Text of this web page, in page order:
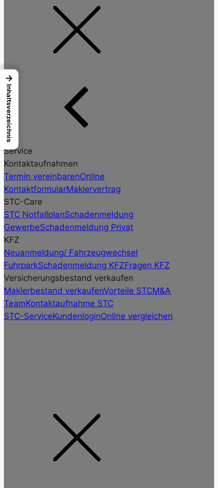
Service
Kontaktaufnahmen
Termin vereinbarenOnline
KontaktformularMaklervertrag
STC-Care
STC NotfallplanSchadenmeldung
GewerbeSchadenmeldung Privat
KFZ
Neuanmeldung/ Fahrzeugwechsel
FuhrparkSchadenmeldung KFZFragen KFZ
Versicherungsbestand verkaufen
Maklerbestand verkaufenVorteile STCM&A
TeamKontaktaufnahme STC
STC-ServiceKundenloginOnline vergleichen
→
Inhaltsverzeichnis